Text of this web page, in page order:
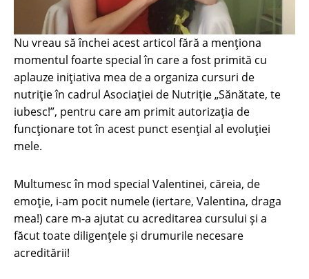
Nu vreau să închei acest articol fără a menționa
momentul foarte special în care a fost primită cu
aplauze inițiativa mea de a organiza cursuri de
nutriție în cadrul Asociației de Nutriție „Sănătate, te
iubesc!”, pentru care am primit autorizația de
funcționare tot în acest punct esențial al evoluției
mele.
Multumesc în mod special Valentinei, căreia, de
emoţie, i-am pocit numele (iertare, Valentina, draga
mea!) care m-a ajutat cu acreditarea cursului şi a
făcut toate diligenţele şi drumurile necesare
acreditării!